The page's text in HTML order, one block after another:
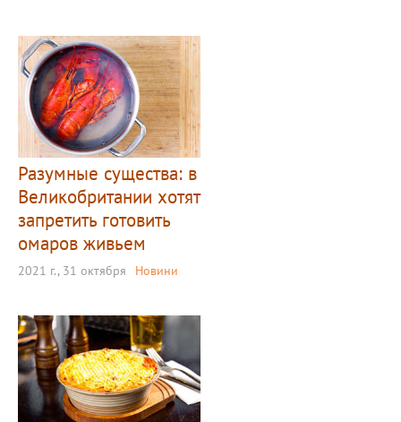
Разумные существа: в
Великобритании хотят
запретить готовить
омаров живьем
2021 г., 31 октября Новини